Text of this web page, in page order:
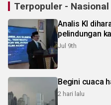
Terpopuler - Nasional
Analis KI
pelindungan
Jul 9th
Begini cuaca
2 hari lalu